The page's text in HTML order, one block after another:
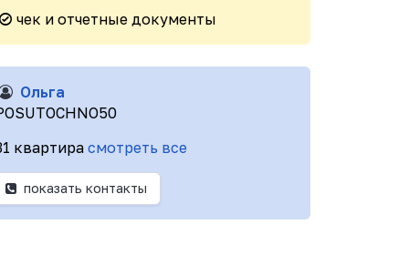
чек и отчетные документы
Ольга
квартирасмотреть все
показать контакты